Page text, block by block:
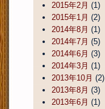
2015年2月 (1)
2015年1月 (2)
2014年8月 (1)
2014年7月 (5)
2014年6月 (3)
2014年3月 (1)
2013年10月 (2)
2013年8月 (3)
2013年6月 (1)